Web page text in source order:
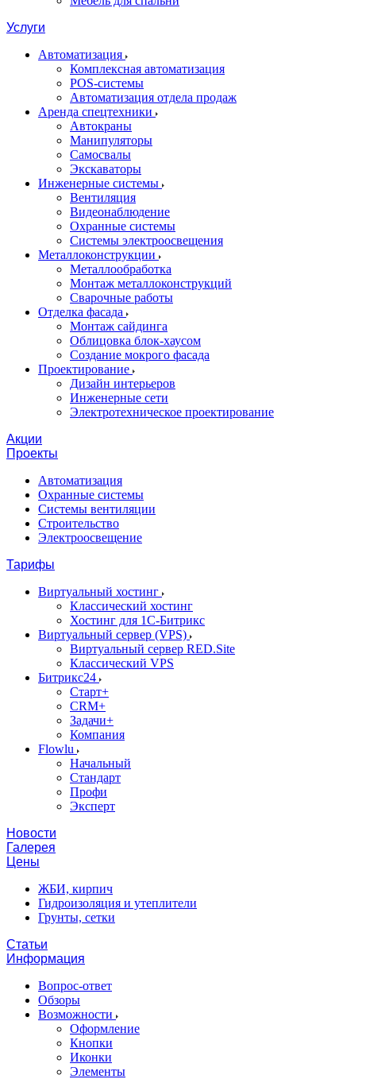
Услуги
Автоматизация
Комплексная автоматизация
POS-системы
Автоматизация отдела продаж
Аренда спецтехники
Автокраны
Манипуляторы
Самосвалы
Экскаваторы
Инженерные системы
Вентиляция
Видеонаблюдение
Охранные системы
Системы электроосвещения
Металлоконструкции
Металлообработка
Монтаж металлоконструкций
Сварочные работы
Отделка фасада
Монтаж сайдинга
Облицовка блок-хаусом
Создание мокрого фасада
Проектирование
Дизайн интерьеров
Инженерные сети
Электротехническое проектирование
Акции
Проекты
Автоматизация
Охранные системы
Системы вентиляции
Строительство
Электроосвещение
Тарифы
Виртуальный хостинг
Классический хостинг
Хостинг для 1С-Битрикс
Виртуальный сервер (VPS)
Виртуальный сервер RED.Site
Классический VPS
Битрикс24
Старт+
CRM+
Задачи+
Компания
Flowlu
Начальный
Стандарт
Профи
Эксперт
Новости
Галерея
Цены
ЖБИ, кирпич
Гидроизоляция и утеплители
Грунты, сетки
Статьи
Информация
Вопрос-ответ
Обзоры
Возможности
Оформление
Кнопки
Иконки
Элементы